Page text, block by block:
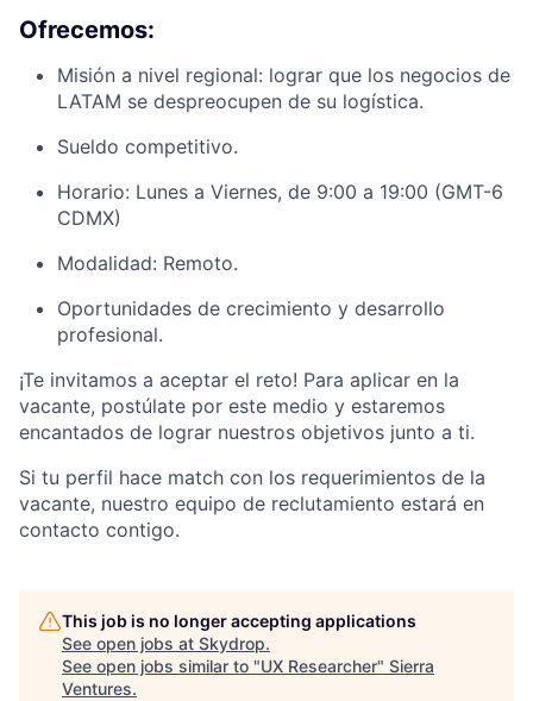
Ofrecemos:
Misión a nivel regional: lograr que los negocios de
LATAM se despreocupen de su logística.
Sueldo competitivo.
Horario: Lunes a Viernes, de 9:00 a 19:00 (GMT-6
CDMX)
Modalidad: Remoto.
Oportunidades de crecimiento y desarrollo
profesional.
¡Te invitamos a aceptar el reto! Para aplicar en la
vacante, postúlate por este medio y estaremos
encantados de lograr nuestros objetivos junto a ti.
Si tu perfil hace match con los requerimientos de la
vacante, nuestro equipo de reclutamiento estará en
contacto contigo.
This job is no longer accepting applications
See open jobs at Skydrop.
See open jobs similar to "UX Researcher" Sierra
Ventures.